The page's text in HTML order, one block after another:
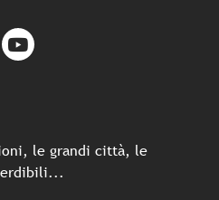
le grandi città, le